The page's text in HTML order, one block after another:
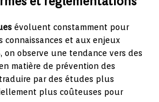
évoluent constamment pour
connaissances et aux enjeux
on observe une tendance vers des
matière de prévention des
par des études plus
plus coûteuses pour